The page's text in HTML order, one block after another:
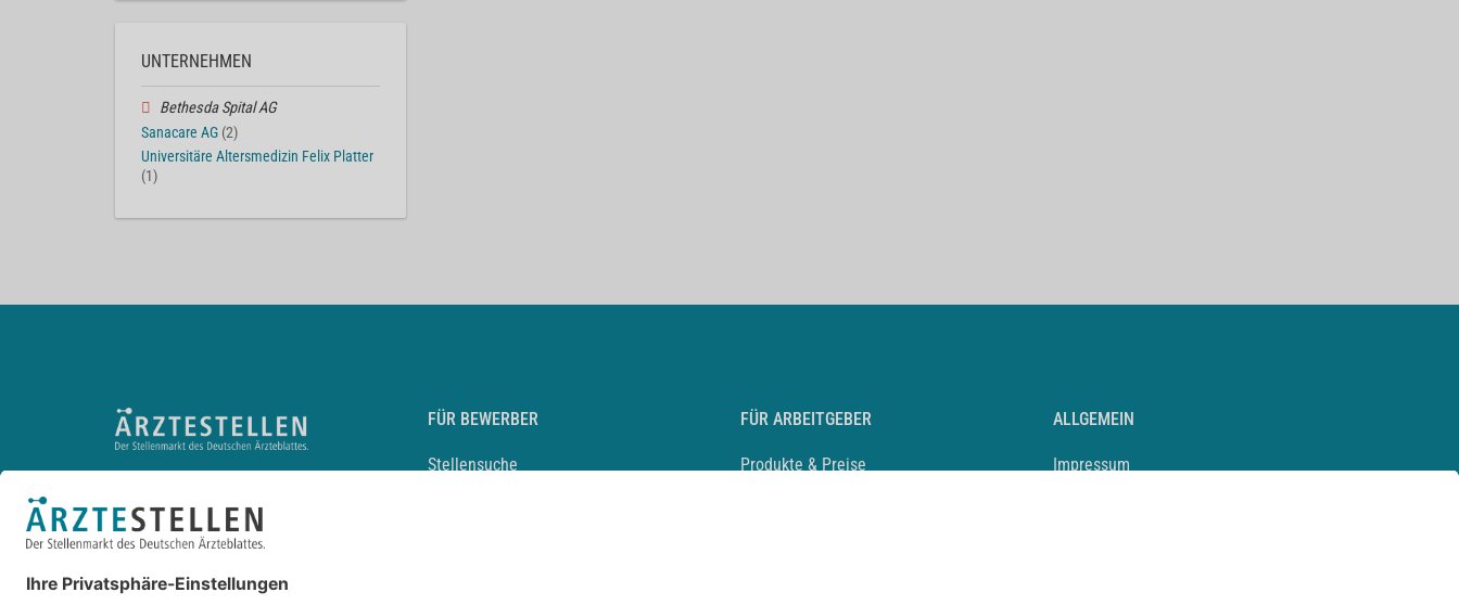
UNTERNEHMEN
Bethesda Spital AG
Sanacare AG (2)
Universitäre Altersmedizin Felix Platter
(1)
FÜR BEWERBER
Stellensuche
FÜR ARBEITGEBER
Produkte & Preise
ALLGEMEIN
Impressum